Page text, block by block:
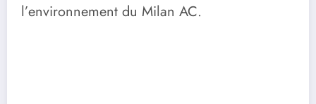
l’environnement du Milan AC.